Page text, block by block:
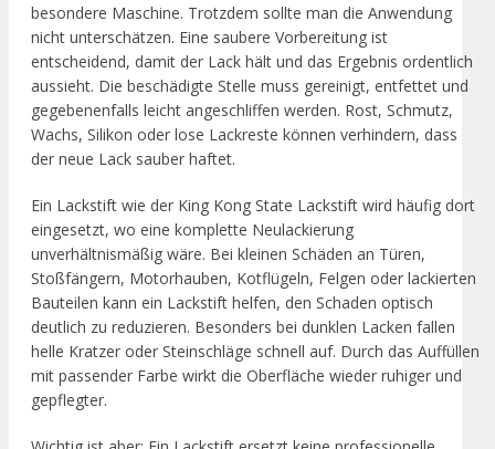
besondere Maschine. Trotzdem sollte man die Anwendung
nicht unterschätzen. Eine saubere Vorbereitung ist
entscheidend, damit der Lack hält und das Ergebnis ordentlich
aussieht. Die beschädigte Stelle muss gereinigt, entfettet und
gegebenenfalls leicht angeschliffen werden. Rost, Schmutz,
Wachs, Silikon oder lose Lackreste können verhindern, dass
der neue Lack sauber haftet.
Ein Lackstift wie der King Kong State Lackstift wird häufig dort
eingesetzt, wo eine komplette Neulackierung
unverhältnismäßig wäre. Bei kleinen Schäden an Türen,
Stoßfängern, Motorhauben, Kotflügeln, Felgen oder lackierten
Bauteilen kann ein Lackstift helfen, den Schaden optisch
deutlich zu reduzieren. Besonders bei dunklen Lacken fallen
helle Kratzer oder Steinschläge schnell auf. Durch das Auffüllen
mit passender Farbe wirkt die Oberfläche wieder ruhiger und
gepflegter.